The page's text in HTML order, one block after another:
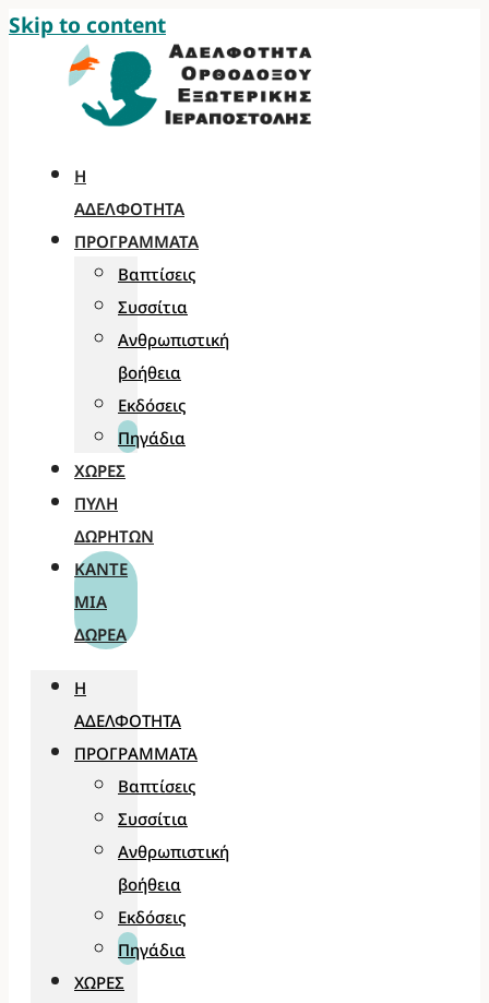
Skip to content
Η
ΑΔΕΛΦΌΤΗΤΑ
ΠΡΟΓΡΆΜΜΑΤΑ
Βαπτίσεις
Συσσίτια
Ανθρωπιστική
βοήθεια
Εκδόσεις
Πηγάδια
ΧΏΡΕΣ
ΠΎΛΗ
ΔΩΡΗΤΏΝ
ΚΆΝΤΕ
ΜΊΑ
ΔΩΡΕΆ
Η
ΑΔΕΛΦΌΤΗΤΑ
ΠΡΟΓΡΆΜΜΑΤΑ
Βαπτίσεις
Συσσίτια
Ανθρωπιστική
βοήθεια
Εκδόσεις
Πηγάδια
ΧΏΡΕΣ